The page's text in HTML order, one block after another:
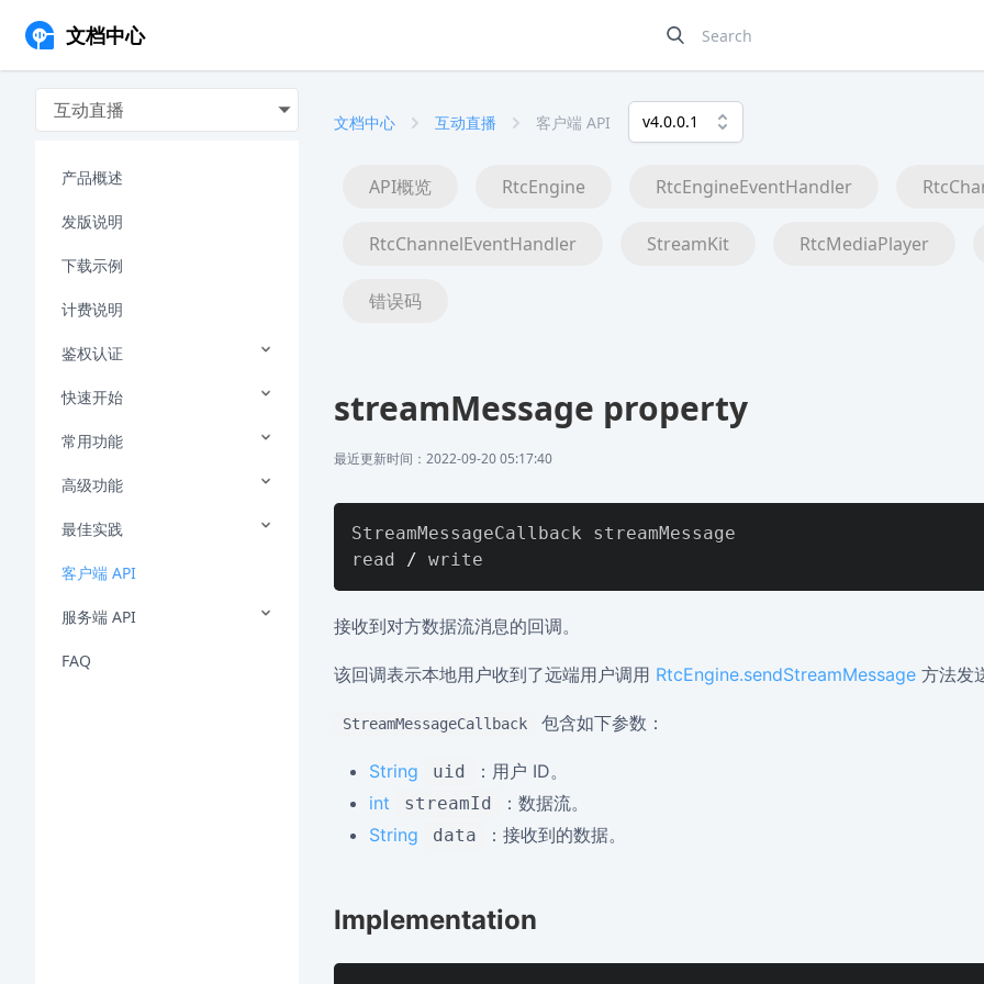
文档中心
互动直播
产品概述
发版说明
下载示例
计费说明
鉴权认证
快速开始
常用功能
高级功能
最佳实践
客户端 API
服务端 API
FAQ
文档中心 互动直播 客户端 API v4.0.0.1
API概览 RtcEngine RtcEngineEventHandler
RtcChannelEventHandler StreamKit RtcMediaPlayer
错误码
streamMessage property
最近更新时间：2022-09-20 05:17:40
StreamMessageCallback streamMessage
read /
接收到对方数据流消息的回调。
该回调表示本地用户收到了远端用户调用 RtcEngine.sendStreamMessage 方法发
StreamMessageCallback 包含如下参数：
String uid
：用户 ID。
int
streamId
：数据流。
String
data ：接收到的数据。
Implementation